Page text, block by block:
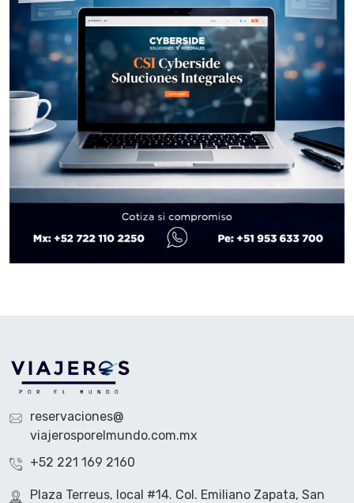
reservaciones@
viajerosporelmundo.com.mx
+52 221 169 2160
Plaza Terreus, local #14. Col. Emiliano Zapata, San